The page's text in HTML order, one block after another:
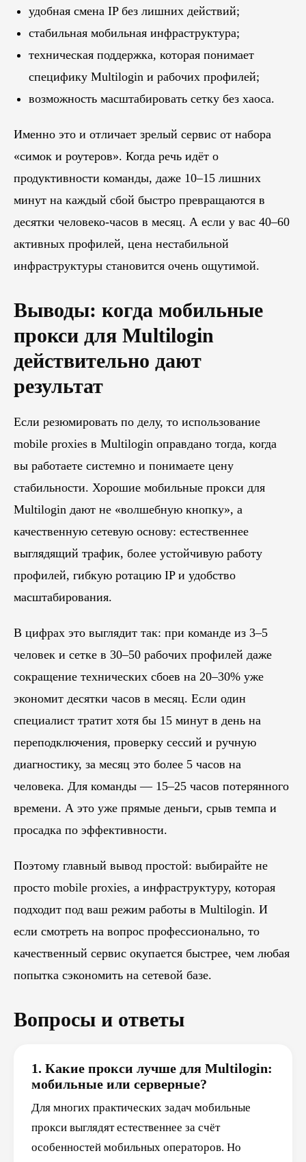
удобная смена IP без лишних действий;
стабильная мобильная инфраструктура;
техническая поддержка, которая понимает
специфику Multilogin и рабочих профилей;
возможность масштабировать сетку без хаоса.
Именно это и отличает зрелый сервис от набора
«симок и роутеров». Когда речь идёт о
продуктивности команды, даже 10–15 лишних
минут на каждый сбой быстро превращаются в
десятки человеко-часов в месяц. А если у вас 40–60
активных профилей, цена нестабильной
инфраструктуры становится очень ощутимой.
Выводы: когда мобильные
прокси для Multilogin
действительно дают
результат
Если резюмировать по делу, то использование
mobile proxies в Multilogin оправдано тогда, когда
вы работаете системно и понимаете цену
стабильности. Хорошие мобильные прокси для
Multilogin дают не «волшебную кнопку», а
качественную сетевую основу: естественнее
выглядящий трафик, более устойчивую работу
профилей, гибкую ротацию IP и удобство
масштабирования.
В цифрах это выглядит так: при команде из 3–5
человек и сетке в 30–50 рабочих профилей даже
сокращение технических сбоев на 20–30% уже
экономит десятки часов в месяц. Если один
специалист тратит хотя бы 15 минут в день на
переподключения, проверку сессий и ручную
диагностику, за месяц это более 5 часов на
человека. Для команды — 15–25 часов потерянного
времени. А это уже прямые деньги, срыв темпа и
просадка по эффективности.
Поэтому главный вывод простой: выбирайте не
просто mobile proxies, а инфраструктуру, которая
подходит под ваш режим работы в Multilogin. И
если смотреть на вопрос профессионально, то
качественный сервис окупается быстрее, чем любая
попытка сэкономить на сетевой базе.
Вопросы и ответы
1. Какие прокси лучше для Multilogin:
мобильные или серверные?
Для многих практических задач мобильные
прокси выглядят естественнее за счёт
особенностей мобильных операторов. Но